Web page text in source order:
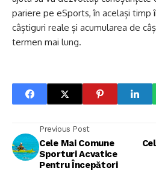
pariere pe eSports, în același timp
câștiguri reale și acumularea de
termen mai lung.
Previous Post
Cele Mai Comune
Sporturi Acvatice
Pentru Începători